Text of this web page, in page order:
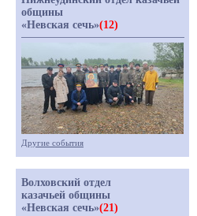
общины
«Невская сечь»(12)
Другие события
Волховский отдел
казачьей общины
«Невская сечь»(21)